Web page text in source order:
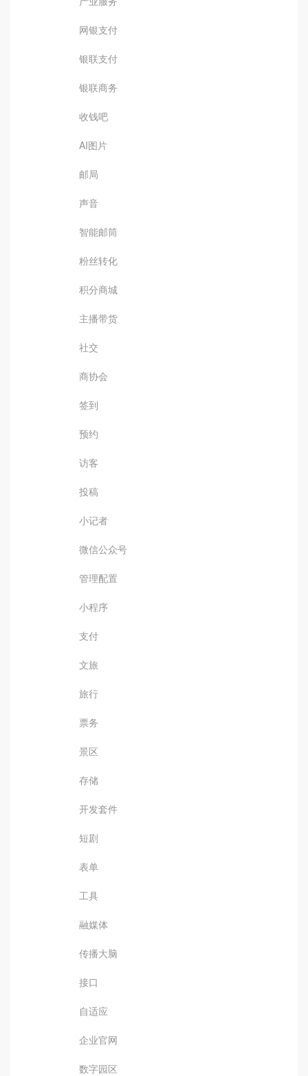
网银支付
银联支付
银联商务
收钱吧
AI图片
邮局
声音
智能邮筒
粉丝转化
积分商城
主播带货
社交
商协会
签到
预约
访客
投稿
小记者
微信公众号
管理配置
小程序
支付
文旅
旅行
票务
景区
存储
开发套件
短剧
表单
工具
融媒体
传播大脑
接口
自适应
企业官网
数字园区